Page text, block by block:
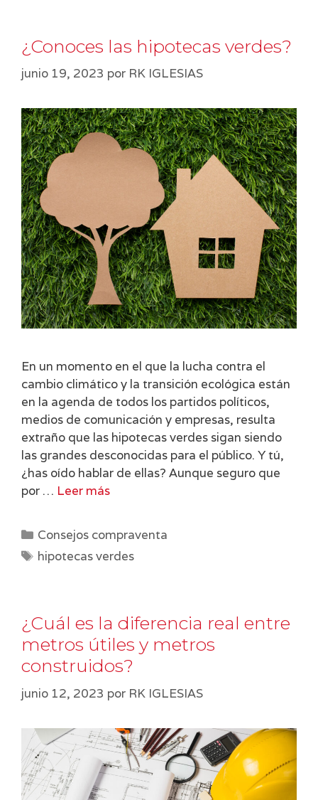
¿Conoces las hipotecas verdes?
junio 19, 2023 por RK IGLESIAS
En un momento en el que la lucha contra el
cambio climático y la transición ecológica están
en la agenda de todos los partidos políticos,
medios de comunicación y empresas, resulta
extraño que las hipotecas verdes sigan siendo
las grandes desconocidas para el público. Y tú,
¿has oído hablar de ellas? Aunque seguro que
por … Leer más
Categorías
Consejos compraventa
Etiquetas
hipotecas verdes
¿Cuál es la diferencia real entre
metros útiles y metros
construidos?
junio 12, 2023 por RK IGLESIAS